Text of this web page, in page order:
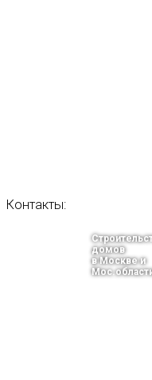
Контакты:
домов
в Москве и